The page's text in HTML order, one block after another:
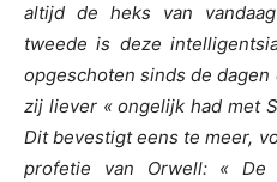
altijd de heks van
tweede is deze
opgeschoten sinds de
zij liever « ongelijk had met
Dit bevestigt eens te meer,
profetie van Orwell: «